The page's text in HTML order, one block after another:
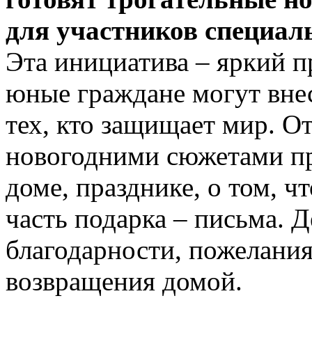
для участников
Эта инициатива – яркий
юные граждане могут
тех, кто защищает мир.
новогодними сюжетами
доме, празднике, о том,
часть подарка – письма.
благодарности,
возвращения домой.